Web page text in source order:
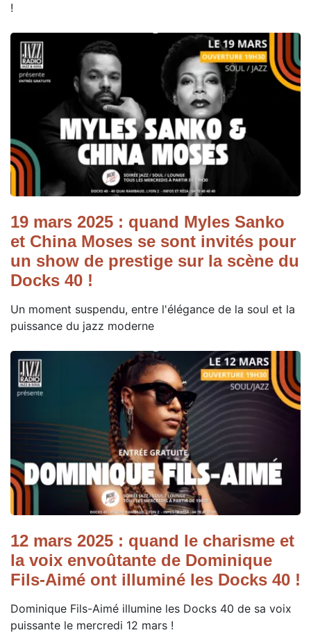
!
19 mars 2025 : quand Myles Sanko
et China Moses se sont invités pour
un show de prestige sur la scène du
Docks 40 !
Un moment suspendu, entre l'élégance de la soul et la
puissance du jazz moderne
12 mars 2025 : quand le charisme et
la voix envoûtante de Dominique
Fils-Aimé ont illuminé les Docks 40 !
Dominique Fils-Aimé illumine les Docks 40 de sa voix
puissante le mercredi 12 mars !